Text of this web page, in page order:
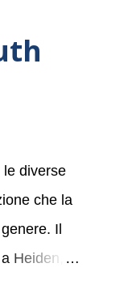
le diverse
che la
Il
Heiden, in